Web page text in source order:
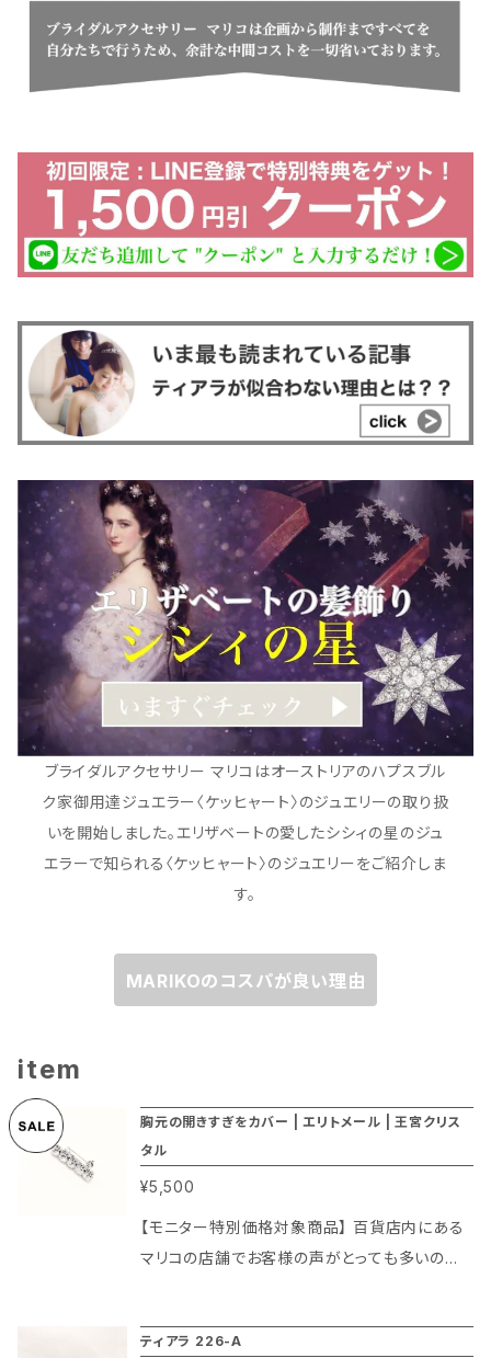
ブライダルアクセサリー マリコはオーストリアのハプスブル
ク家御用達ジュエラー〈ケッヒャート〉のジュエリーの取り扱
いを開始しました。エリザベートの愛したシシィの星のジュ
エラーで知られる〈ケッヒャート〉のジュエリーをご紹介しま
す。
MARIKOのコスパが良い理由
item
胸元の開きすぎをカバー | エリトメール | 王宮クリス
タル
¥5,500
【モニター特別価格対象商品】 百貨店内にある
マリコの店舗でお客様の声がとっても多いのが
開いていて嫌だ。でも縫い付けたりするのは面
ティアラ 226-A